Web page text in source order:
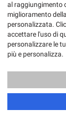
Copyright © 2026
Leggi l'informativa
al raggiungimento
miglioramento
personalizzata.
accettare l'uso di
personalizzare le
più e personalizza.